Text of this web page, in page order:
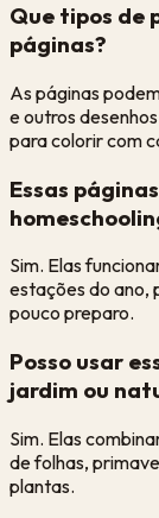
Que tipos de
páginas?
As páginas
e outros
para colorir com
Essas
Sim. Elas
estações do ano,
pouco preparo.
Posso usar
jardim ou
Sim. Elas
de folhas,
plantas.